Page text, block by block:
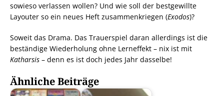
sowieso verlassen wollen? Und wie soll der bestgewillte
Layouter so ein neues Heft zusammenkriegen (Exodos)?
Soweit das Drama. Das Trauerspiel daran allerdings ist die
beständige Wiederholung ohne Lerneffekt – nix ist mit
Katharsis – denn es ist doch jedes Jahr dasselbe!
Ähnliche Beiträge